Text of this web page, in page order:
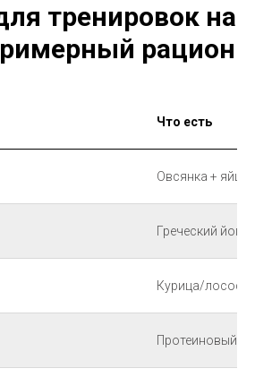
тренировок на
рацион
Что есть
Овсянка +
Греческий
Курица/лосось
Протеиновый